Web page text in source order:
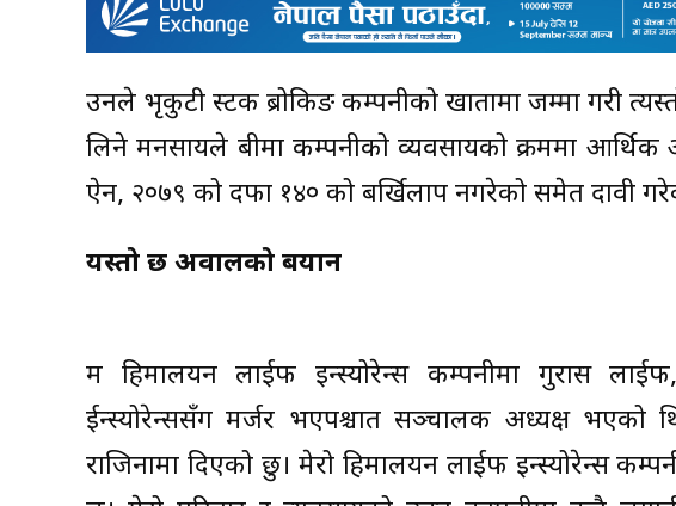
उनले भृकुटी स्टक ब्रोकिङ कम्पनीको खातामा जम्मा गरी
लिने मनसायले बीमा कम्पनीको व्यवसायको क्रममा आर्थिक
ऐन, २०७९ को दफा १४० को बर्खिलाप नगरेको समेत दावी
यस्तो छ अग्रवालको बयान
म हिमालयन लाईफ इन्स्योरेन्स कम्पनीमा गुरास
ईन्स्योरेन्ससँग मर्जर भएपश्चात सञ्चालक अध्यक्ष भएको
राजिनामा दिएको छु। मेरो हिमालयन लाईफ इन्स्योरेन्स